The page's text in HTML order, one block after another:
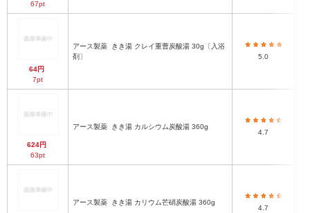
67pt
64円
7pt
アース製薬
剤〕
5.0
624円
63pt
アース製薬 きき湯 カルシウム炭酸湯 360g
4.7
アース製薬 きき湯 カリウム芒硝炭酸湯 360g
4.7